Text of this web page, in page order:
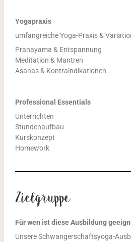
Yogapraxis
umfangreiche Yoga-Praxis &
Pranayama & Entspannung
Meditation & Mantren
Asanas & Kontraindikationen
Professional Essentials
Unterrichten
Stundenaufbau
Kurskonzept
Homework
Zielgruppe
Für wen ist diese Ausbildung
Unsere Schwangerschaftsyoga-